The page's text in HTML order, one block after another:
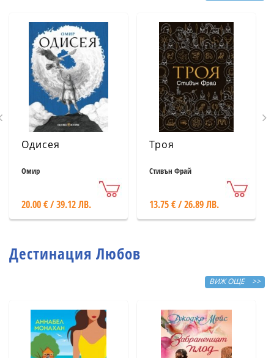
Одисея
Омир
20.00 € / 39.12 ЛВ.
Троя
Стивън Фрай
13.75 € / 26.89 ЛВ.
Дестинация Любов
ВИЖ ОЩЕ >>